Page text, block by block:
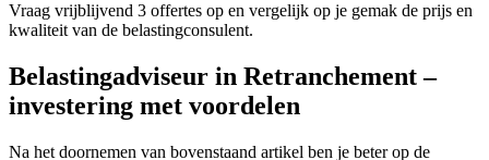
Vraag vrijblijvend 3 offertes op en vergelijk op je gemak de prijs en
kwaliteit van de belastingconsulent.
Belastingadviseur in Retranchement –
investering met voordelen
Na het doornemen van bovenstaand artikel ben je beter op de